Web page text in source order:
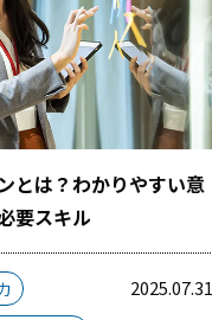
とは？わかりやすい意
要スキル
2025.07.31